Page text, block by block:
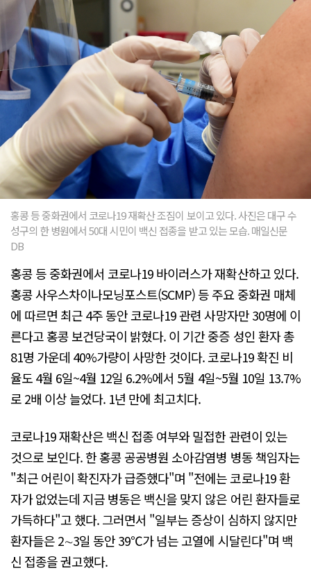
홍콩 등 중화권에서 코로나19 재확산 조짐이 보이고 있다. 사진은 대구 수
성구의 한 병원에서 50대 시민이 백신 접종을 받고 있는 모습. 매일신문
DB
홍콩 등 중화권에서 코로나19 바이러스가 재확산하고 있다.
홍콩 사우스차이나모닝포스트(SCMP) 등 주요 중화권 매체
에 따르면 최근 4주 동안 코로나19 관련 사망자만 30명에 이
른다고 홍콩 보건당국이 밝혔다. 이 기간 중증 성인 환자 총
81명 가운데 40%가량이 사망한 것이다. 코로나19 확진 비
율도 4월 6일~4월 12일 6.2%에서 5월 4일~5월 10일 13.7%
로 2배 이상 늘었다. 1년 만에 최고치다.
코로나19 재확산은 백신 접종 여부와 밀접한 관련이 있는
것으로 보인다. 한 홍콩 공공병원 소아감염병 병동 책임자는
"최근 어린이 확진자가 급증했다"며 "전에는 코로나19 환
자가 없었는데 지금 병동은 백신을 맞지 않은 어린 환자들로
가득하다"고 했다. 그러면서 "일부는 증상이 심하지 않지만
환자들은 2∼3일 동안 39℃가 넘는 고열에 시달린다"며 백
신 접종을 권고했다.